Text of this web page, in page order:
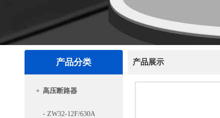
产品分类
+ 高压断路器
- ZW32-12F/630A
产品展示